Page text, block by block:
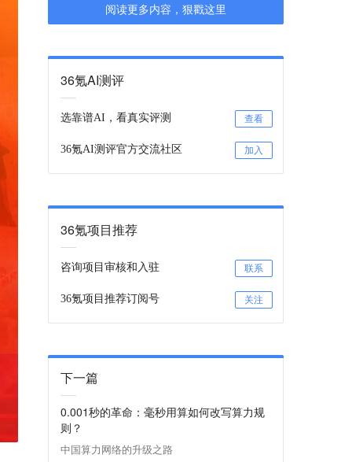
阅读更多内容，狠戳这里
36氪AI测评
选靠谱AI，看真实评测 查看
36氪AI测评官方交流社区 加入
36氪项目推荐
咨询项目审核和入驻 联系
36氪项目推荐订阅号 关注
下一篇
0.001秒的革命：毫秒用算如何改写算力规
则？
中国算力网络的升级之路